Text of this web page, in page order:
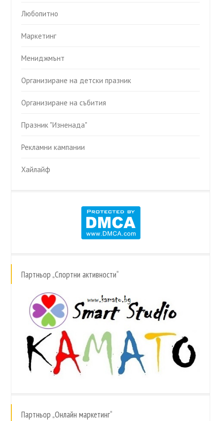
Любопитно
Маркетинг
Мениджмънт
Организиране на детски празник
Организиране на събития
Празник "Изненада"
Рекламни кампании
Хайлайф
Партньор „Спортни активности“
Партньор „Онлайн маркетинг“